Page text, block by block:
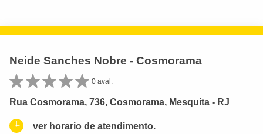
Neide Sanches Nobre - Cosmorama
0 aval.
Rua Cosmorama, 736, Cosmorama, Mesquita - RJ
ver horario de atendimento.